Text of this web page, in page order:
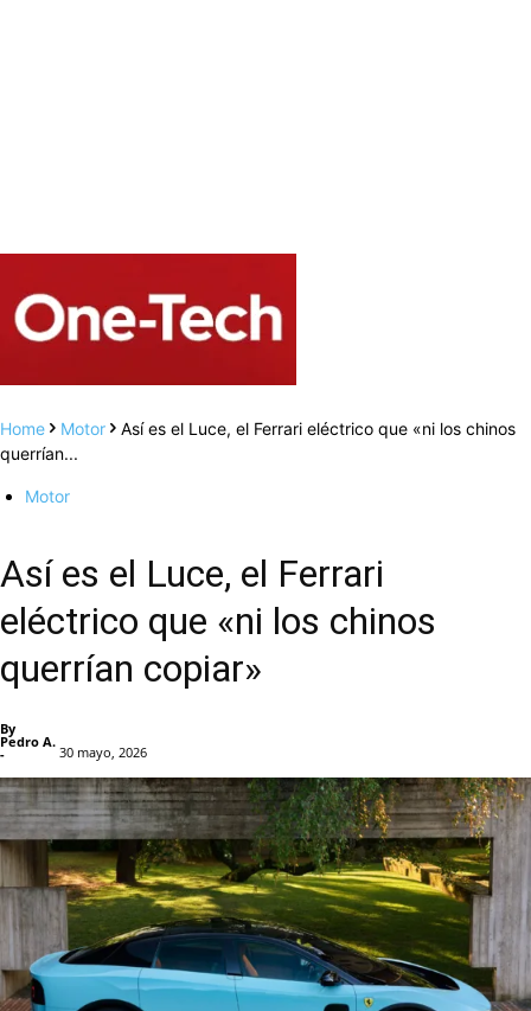
Home Motor
Así es el Luce, el Ferrari eléctrico que «ni los chinos
querrían...
Motor
Así es el Luce, el Ferrari
eléctrico que «ni los chinos
querrían copiar»
By
Pedro A.
- 30 mayo, 2026